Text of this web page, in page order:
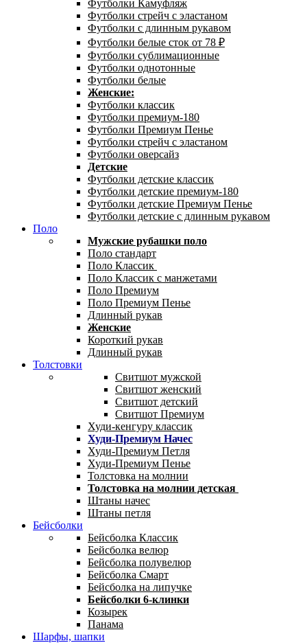
Футболки Камуфляж
Футболки стрейч с эластаном
Футболки с длинным рукавом
Футболки белые сток от 78 ₽
Футболки сублимационные
Футболки однотонные
Футболки белые
Женские:
Футболки классик
Футболки премиум-180
Футболки Премиум Пенье
Футболки стрейч с эластаном
Футболки оверсайз
Детские
Футболки детские классик
Футболки детские премиум-180
Футболки детские Премиум Пенье
Футболки детские с длинным рукавом
Поло
Мужские рубашки поло
Поло стандарт
Поло Классик
Поло Классик с манжетами
Поло Премиум
Поло Премиум Пенье
Длинный рукав
Женские
Короткий рукав
Длинный рукав
Толстовки
Свитшот мужской
Свитшот женский
Свитшот детский
Свитшот Премиум
Худи-кенгуру классик
Худи-Премиум Начес
Худи-Премиум Петля
Худи-Премиум Пенье
Толстовка на молнии
Толстовка на молнии детская
Штаны начес
Штаны петля
Бейсболки
Бейсболка Классик
Бейсболка велюр
Бейсболка полувелюр
Бейсболка Смарт
Бейсболка на липучке
Бейсболки 6-клинки
Козырек
Панама
Шарфы, шапки